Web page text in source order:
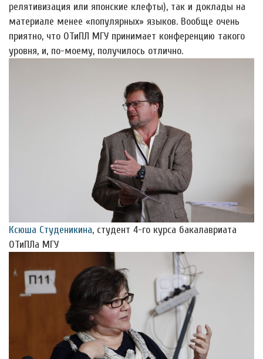
релятивизация или японские клефты), так и доклады на
материале менее «популярных» языков. Вообще очень
приятно, что ОТиПЛ МГУ принимает конференцию такого
уровня, и, по-моему, получилось отлично.
Ксюша Студеникина, студент 4-го курса бакалавриата
ОТиПЛа МГУ